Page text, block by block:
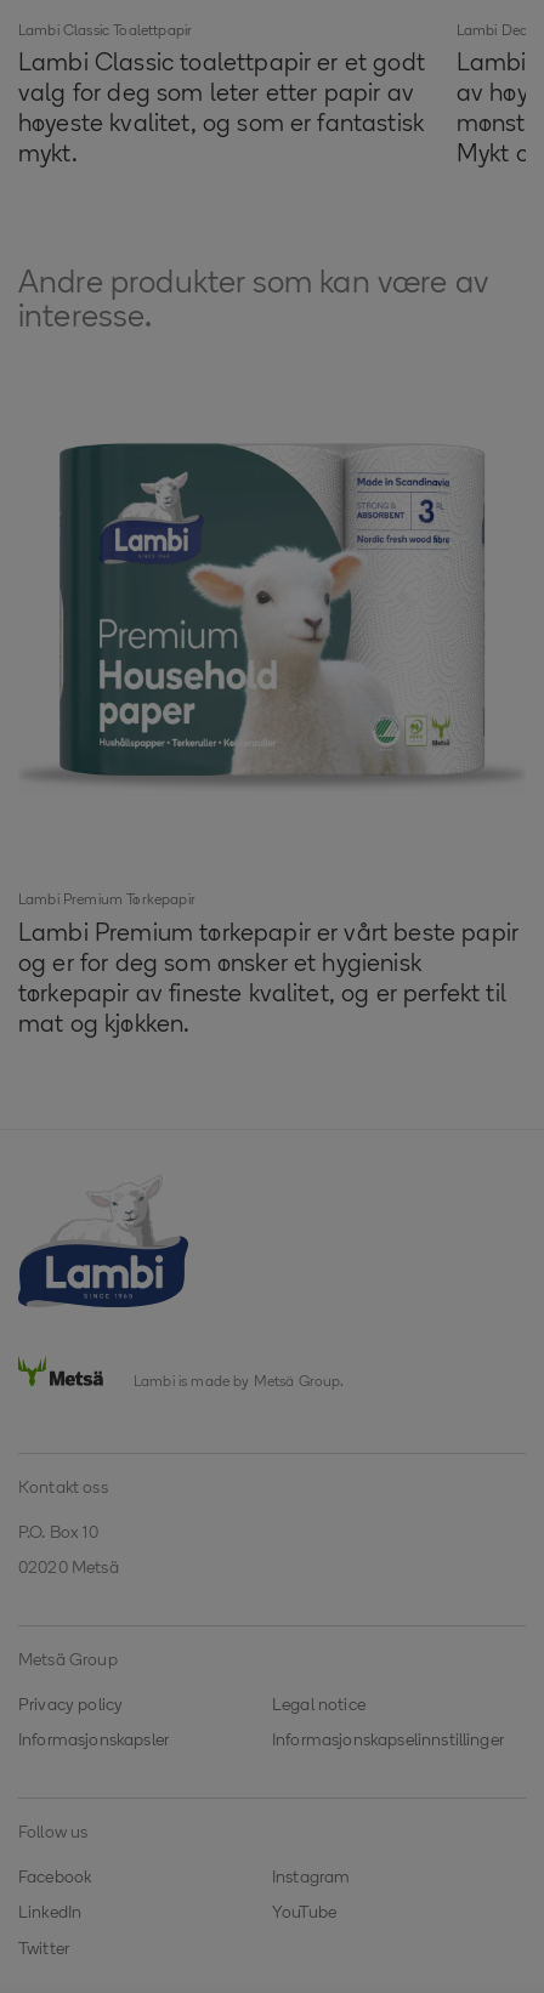
Lambi Classic Toalettpapir
Lambi Classic toalettpapir er et godt
valg for deg som leter etter papir av
høyeste kvalitet, og som er fantastisk
mykt.
Lambi
Lambi
av høy
Mykt
Andre produkter som kan være av
interesse.
Lambi Premium Tørkepapir
Lambi Premium tørkepapir er vårt beste papir
og er for deg som ønsker et hygienisk
tørkepapir av fineste kvalitet, og er perfekt til
mat og kjøkken.
Lambi is made by Metsä Group.
Kontakt oss
P.O. Box 10
02020 Metsä
Metsä Group
Privacy policy
Legal notice
Informasjonskapsler
Informasjonskapselinnstillinger
Follow us
Facebook
Instagram
LinkedIn
YouTube
Twitter